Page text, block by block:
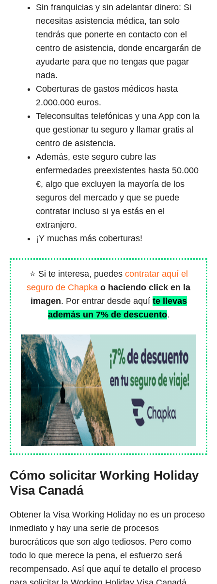
Sin franquicias y sin adelantar dinero: Si
necesitas asistencia médica, tan solo
tendrás que ponerte en contacto con el
centro de asistencia, donde encargarán de
ayudarte para que no tengas que pagar
nada.
Coberturas de gastos médicos hasta
2.000.000 euros.
Teleconsultas telefónicas y una App con la
que gestionar tu seguro y llamar gratis al
centro de asistencia.
Además, este seguro cubre las
enfermedades preexistentes hasta 50.000
€, algo que excluyen la mayoría de los
seguros del mercado y que se puede
contratar incluso si ya estás en el
extranjero.
¡Y muchas más coberturas!
⭐ Si te interesa, puedes contratar aquí el
seguro de Chapka o haciendo click en la
imagen. Por entrar desde aquí te llevas
además un 7% de descuento.
Cómo solicitar Working Holiday
Visa Canadá
Obtener la Visa Working Holiday no es un proceso
inmediato y hay una serie de procesos
burocráticos que son algo tediosos. Pero como
todo lo que merece la pena, el esfuerzo será
recompensado. Así que aquí te detallo el proceso